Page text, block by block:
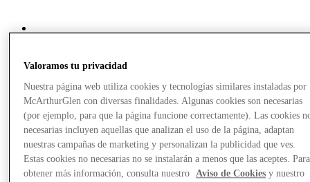
Valoramos tu privacidad
Nuestra página web utiliza cookies y tecnologías similares instaladas por
McArthurGlen con diversas finalidades. Algunas cookies son necesarias
(por ejemplo, para que la página funcione correctamente). Las cookies
necesarias incluyen aquellas que analizan el uso de la página, adaptan
nuestras campañas de marketing y personalizan la publicidad que ves.
Estas cookies no necesarias no se instalarán a menos que las aceptes. Para
obtener más información, consulta nuestro
Aviso de Cookies y nuestro